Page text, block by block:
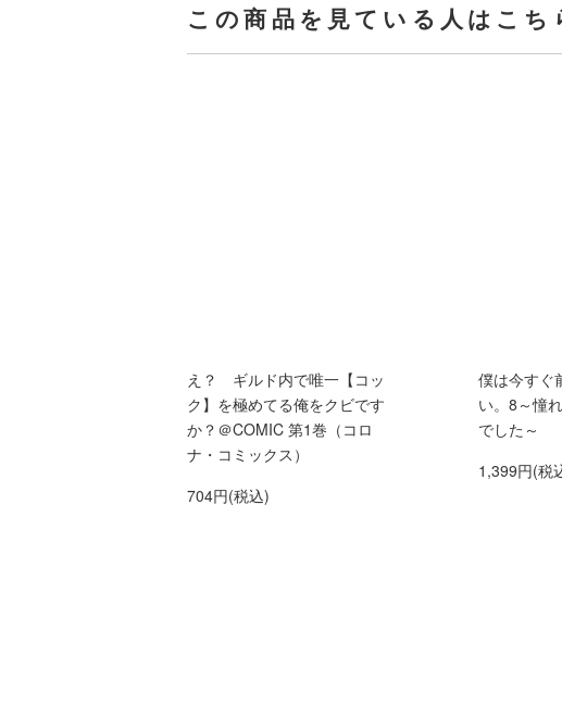
この商品を見ている人はこ
え？ ギルド内で唯一【コッ
ク】を極めてる俺をクビです
か？＠COMIC 第1巻（コロ
ナ・コミックス）
704円(税込)
僕は今すぐ
い。8～憧
でした～
1,399円(税